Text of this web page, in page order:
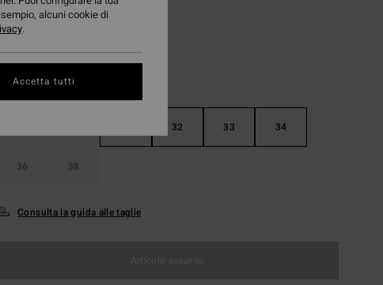
32 33 34
36 38
Consulta la guida alle taglie
alcuni cookie di
.
Accetta tutti